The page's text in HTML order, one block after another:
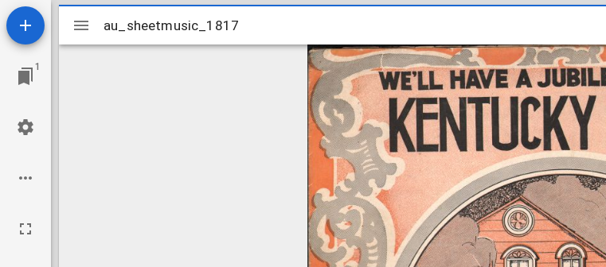
1
Mirador
viewer
au_sheetmusic_1817
au_sheetmusic_1817